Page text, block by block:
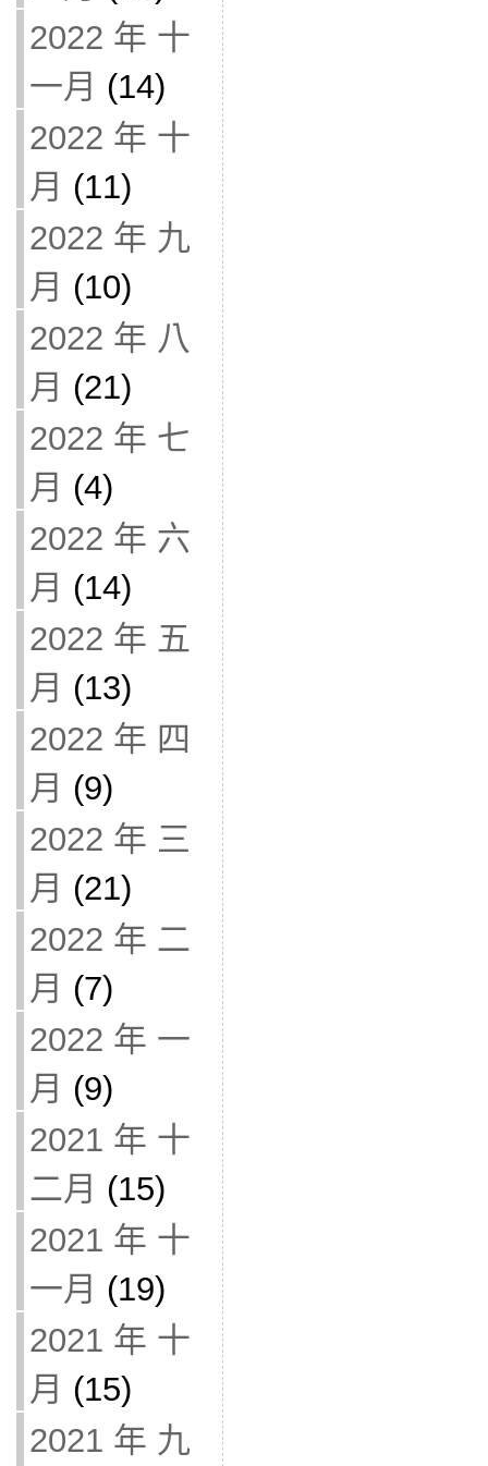
2022 年 十
一月 (14)
2022 年 十
月 (11)
2022 年 九
月 (10)
2022 年 八
月 (21)
2022 年 七
月 (4)
2022 年 六
月 (14)
2022 年 五
月 (13)
2022 年 四
月 (9)
2022 年 三
月 (21)
2022 年 二
月 (7)
2022 年 一
月 (9)
2021 年 十
二月 (15)
2021 年 十
一月 (19)
2021 年 十
月 (15)
2021 年 九